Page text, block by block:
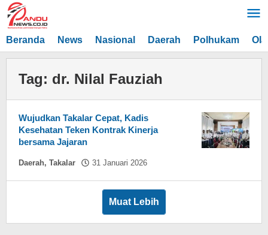
Lewati
ke
konten
Beranda News Nasional Daerah Polhukam
Tag: dr. Nilal Fauziah
Wujudkan Takalar Cepat, Kadis
Kesehatan Teken Kontrak Kinerja
bersama Jajaran
Daerah, Takalar 31 Januari 2026
Muat Lebih